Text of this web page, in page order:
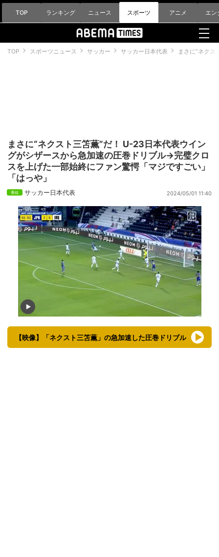
TOP ランキング ニュース スポーツ アニメ エン
TOP スポーツニュース サッカー サッカー日本代表 まさに“ネク
まさに“ネクスト三笘薫”だ！ U-23日本代表ウイン
グがシザースから急加速の圧巻ドリブル→完璧クロ
スを上げた一部始終にファン驚愕「マジですごい」
「はっや」
サッカー日本代表 2024/05/01 11:40
【映像】「ネクスト三笘薫」の急加速した圧巻ドリブル